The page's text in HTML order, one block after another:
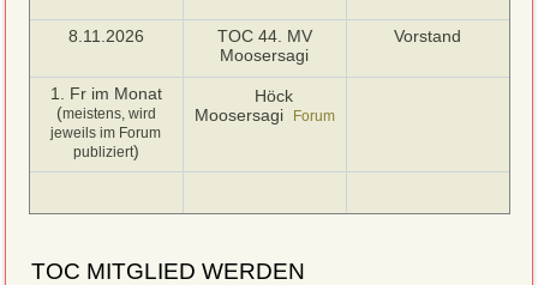
8.11.2026
TOC 44. MV
Moosersagi
Vorstand
1. Fr im Monat
(meistens, wird
jeweils im Forum
publiziert)
Höck
Moosersagi
Forum
TOC MITGLIED WERDEN